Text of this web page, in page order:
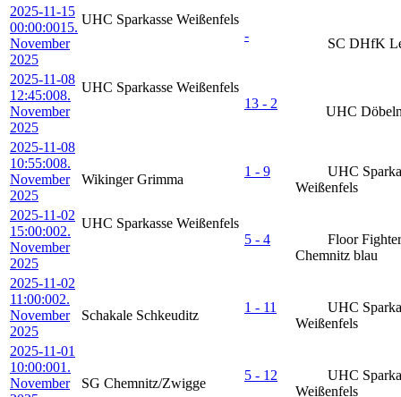
2025-11-15
00:00:0015.
November
2025
UHC Sparkasse Weißenfels
-
SC DHfK
2025-11-08
12:45:008.
November
2025
UHC Sparkasse Weißenfels
13 - 2
UHC
2025-11-08
10:55:008.
November
2025
Wikinger Grimma
1 - 9
UHC
Weißenfels
2025-11-02
15:00:002.
November
2025
UHC Sparkasse Weißenfels
5 - 4
Floor
Chemnitz blau
2025-11-02
11:00:002.
November
2025
Schakale Schkeuditz
1 - 11
UHC
Weißenfels
2025-11-01
10:00:001.
November
SG Chemnitz/Zwigge
5 - 12
UHC
Weißenfels